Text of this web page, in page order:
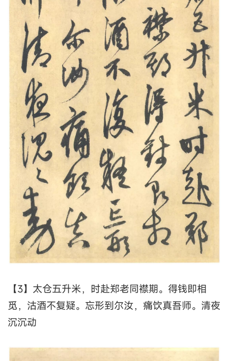
【3】太仓五升米，时赴郑老同襟期。得钱即相
觅，沽酒不复疑。忘形到尔汝，痛饮真吾师。清夜
沉沉动